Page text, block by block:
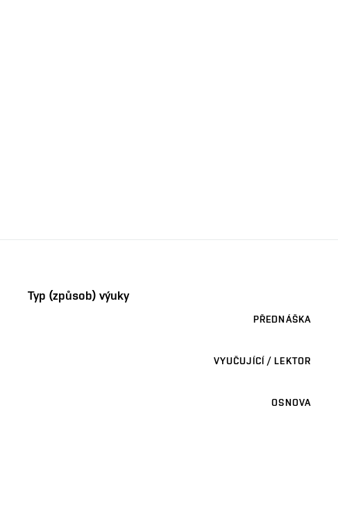
Typ (způsob) výuky
PŘEDNÁŠKA
VYUČUJÍCÍ / LEKTOR
OSNOVA